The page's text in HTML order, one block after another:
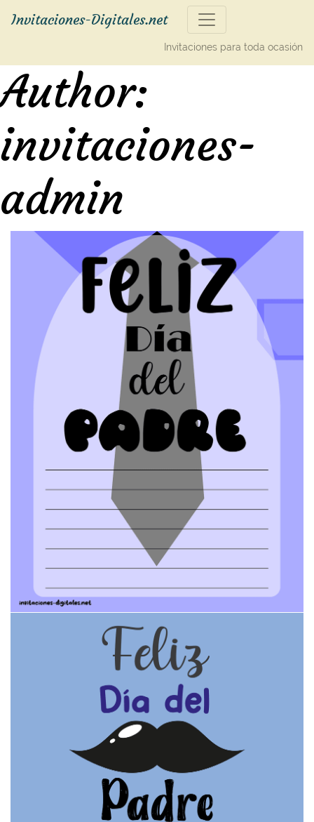
Invitaciones-Digitales.net
Invitaciones para toda ocasión
Author:
invitaciones-
admin